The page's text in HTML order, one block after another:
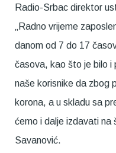
Radio-Srbac direktor
„Radno vrijeme
danom od 7 do 17
časova, kao što je bilo i
naše korisnike da zbog
korona, a u skladu sa
ćemo i dalje izdavati na
Savanović.